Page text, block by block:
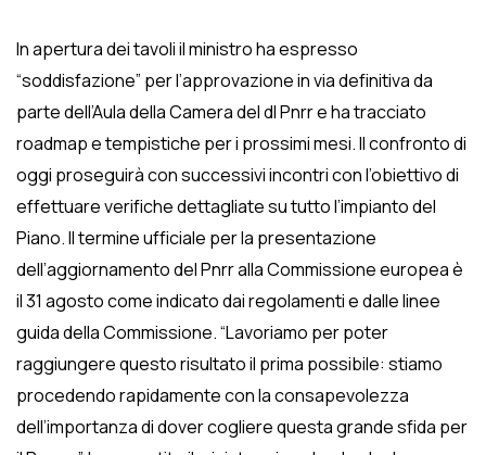
In apertura dei tavoli il ministro ha espresso
“soddisfazione” per l’approvazione in via definitiva da
parte dell’Aula della Camera del dl Pnrr e ha tracciato
roadmap e tempistiche per i prossimi mesi. Il confronto di
oggi proseguirà con successivi incontri con l’obiettivo di
effettuare verifiche dettagliate su tutto l’impianto del
Piano. Il termine ufficiale per la presentazione
dell’aggiornamento del Pnrr alla Commissione europea è
il 31 agosto come indicato dai regolamenti e dalle linee
guida della Commissione. “Lavoriamo per poter
raggiungere questo risultato il prima possibile: stiamo
procedendo rapidamente con la consapevolezza
dell’importanza di dover cogliere questa grande sfida per